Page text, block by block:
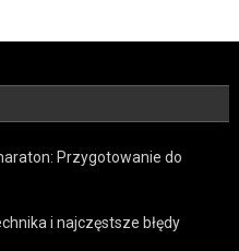
Przygotowanie do
i najczęstsze błędy